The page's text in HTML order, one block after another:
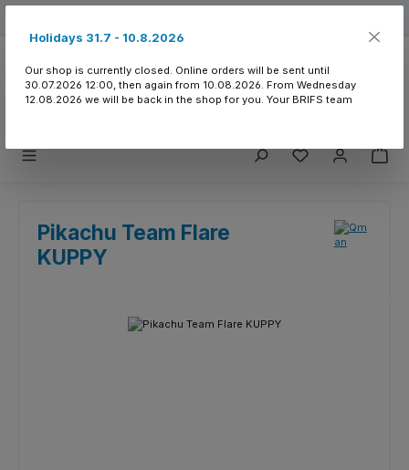
You have 0
Pikachu Team Flare
KUPPY
Holidays 31.7 - 10.8.2026
Our shop is currently closed. Online orders will be sent until
30.07.2026 12:00, then again from 10.08.2026. From Wednesday
12.08.2026 we will be back in the shop for you. Your BRIFS team